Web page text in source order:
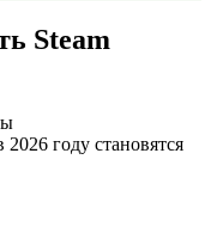
Steam
году становятся